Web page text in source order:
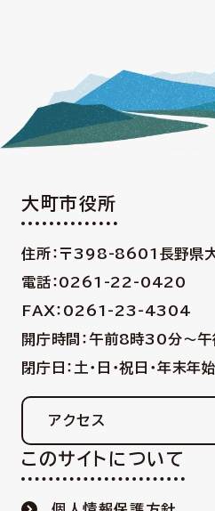
大町市役所
住所：〒398-8601 長野県
電話：0261-22-0420
FAX：0261-23-4304
開庁時間：午前8時30分〜
閉庁日：土・日・祝日・年末年始
アクセス
このサイトについて